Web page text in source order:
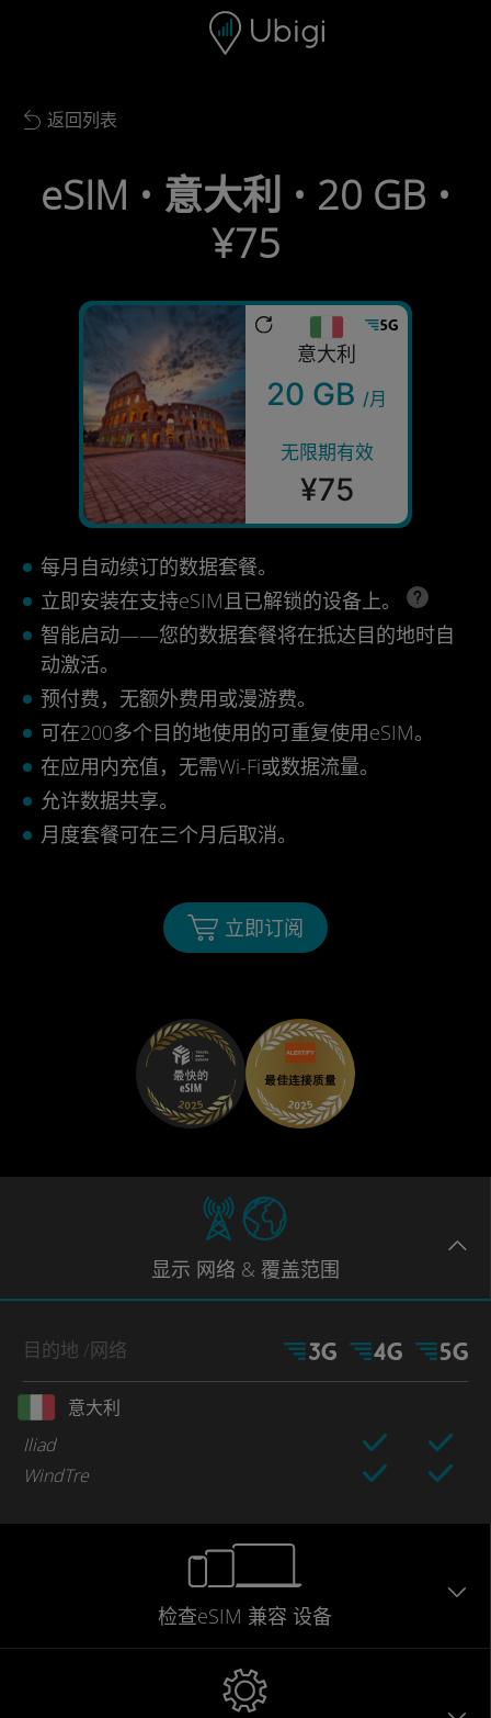
Back to list
返回列表
eSIM • 意大利 • 20 GB •
¥75
意大利
20 GB /月
无限期有效
¥75
每月自动续订的数据套餐。
立即安装在支持eSIM且已解锁的设备上。
智能启动——您的数据套餐将在抵达目的地时自
动激活。
预付费，无额外费用或漫游费。
可在200多个目的地使用的可重复使用eSIM。
在应用内充值，无需Wi-Fi或数据流量。
允许数据共享。
月度套餐可在三个月后取消。
立即订阅
显示 网络 & 覆盖范围
目的地 /网络
意大利
Iliad
WindTre
检查eSIM 兼容 设备